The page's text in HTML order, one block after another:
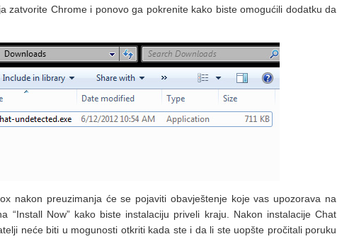
zatvorite Chrome i ponovo ga pokrenite kako biste omogućili dodatku da
nakon preuzimanja će se pojaviti obavještenje koje vas upozorava na
“Install Now” kako biste instalaciju priveli kraju. Nakon instalacije Chat
neće biti u mogunosti otkriti kada ste i da li ste uopšte pročitali poruku